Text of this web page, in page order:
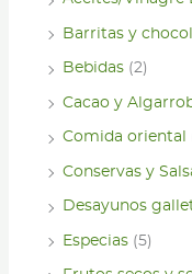
Barritas y
Bebidas (2)
Cacao y
Comida oriental
Conservas y
Desayunos
Especias (5)